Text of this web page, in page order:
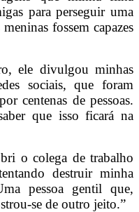
para perseguir uma
fossem capazes
ele divulgou minhas
sociais, que foram
centenas de pessoas.
que isso ficará na
o colega de trabalho
destruir minha
pessoa gentil que,
se de outro jeito.”